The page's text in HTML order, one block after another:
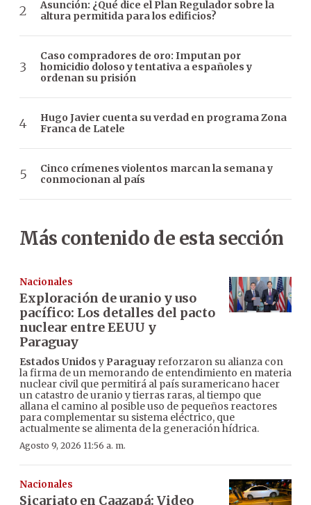
Asunción: ¿Qué dice el Plan Regulador sobre la
altura permitida para los edificios?
Caso compradores de oro: Imputan por
homicidio doloso y tentativa a españoles y
ordenan su prisión
Hugo Javier cuenta su verdad en programa Zona
Franca de Latele
Cinco crímenes violentos marcan la semana y
conmocionan al país
Más contenido de esta sección
Nacionales
Exploración de uranio y uso
pacífico: Los detalles del pacto
nuclear entre EEUU y
Paraguay
Estados Unidos y Paraguay reforzaron su alianza con
la firma de un memorando de entendimiento en materia
nuclear civil que permitirá al país suramericano hacer
un catastro de uranio y tierras raras, al tiempo que
allana el camino al posible uso de pequeños reactores
para complementar su sistema eléctrico, que
actualmente se alimenta de la generación hídrica.
Agosto 9, 2026 11:56 a. m.
Nacionales
Sicariato en Caazapá: Video